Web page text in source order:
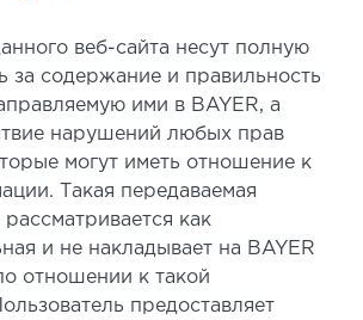
веб-сайта несут полную
за содержание и правильность
ими в BAYER, а
нарушений любых прав
могут иметь отношение к
Такая передаваемая
как
и не накладывает на BAYER
отношении к такой
предоставляет